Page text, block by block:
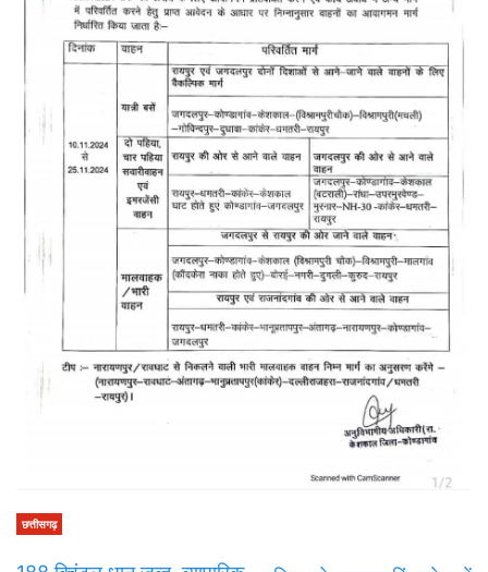
छत्तीसगढ़